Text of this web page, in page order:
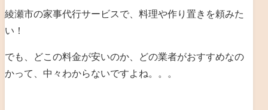
綾瀬市の家事代行サービスで、料理や作り置きを頼みた
い！
でも、どこの料金が安いのか、どの業者がおすすめなの
かって、中々わからないですよね。。。